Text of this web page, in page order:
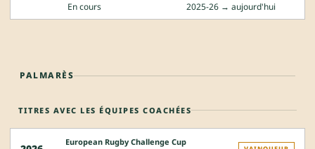
En cours 2025-26 → aujourd'hui
PALMARÈS
TITRES AVEC LES ÉQUIPES COACHÉES
European Rugby Challenge Cup